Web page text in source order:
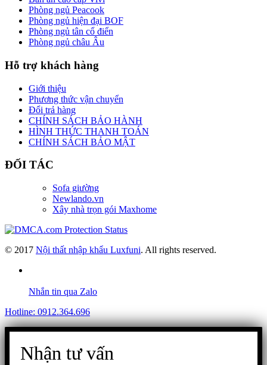
Phòng ngủ Peacook
Phòng ngủ hiện đại BOF
Phòng ngủ tân cổ điển
Phòng ngủ châu Âu
Hỗ trợ khách hàng
Giới thiệu
Phương thức vận chuyển
Đổi trả hàng
CHÍNH SÁCH BẢO HÀNH
HÌNH THỨC THANH TOÁN
CHÍNH SÁCH BẢO MẬT
ĐỐI TÁC
Sofa giường
Newlando.vn
Xây nhà trọn gói Maxhome
© 2017 Nội thất nhập khẩu Luxfuni. All rights reserved.
Nhắn tin qua Zalo
Hotline: 0912.364.696
Nhận tư vấn